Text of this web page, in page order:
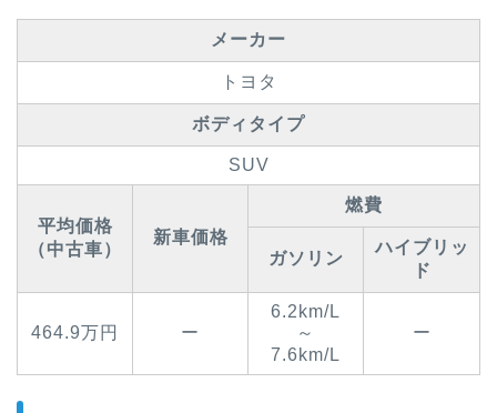
メーカー
トヨタ
ボディタイプ
SUV
平均価格
（中古車）
新車価格
燃費
ガソリン
ハイブリッ
ド
464.9万円 ー
6.2km/L
～
7.6km/L
ー